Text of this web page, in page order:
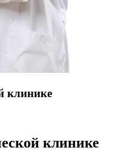
клинике
клинике